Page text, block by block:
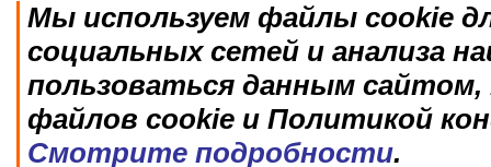
Мы используем файлы cookie
социальных сетей и анализа
пользоваться данным
файлов cookie и Политикой
Смотрите подробности.